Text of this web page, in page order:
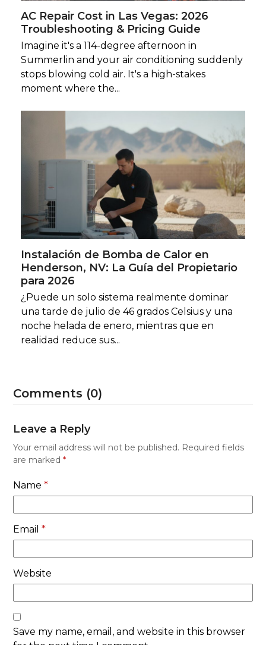
AC Repair Cost in Las Vegas: 2026
Troubleshooting & Pricing Guide
Imagine it's a 114-degree afternoon in
Summerlin and your air conditioning suddenly
stops blowing cold air. It's a high-stakes
moment where the...
Instalación de Bomba de Calor en
Henderson, NV: La Guía del Propietario
para 2026
¿Puede un solo sistema realmente dominar
una tarde de julio de 46 grados Celsius y una
noche helada de enero, mientras que en
realidad reduce sus...
Comments (0)
Leave a Reply
Your email address will not be published. Required fields
are marked*
Name*
Email*
Website
Save my name, email, and website in this browser